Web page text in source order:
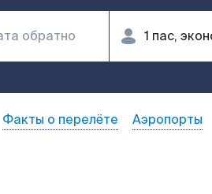
Факты о перелёте Аэропорты